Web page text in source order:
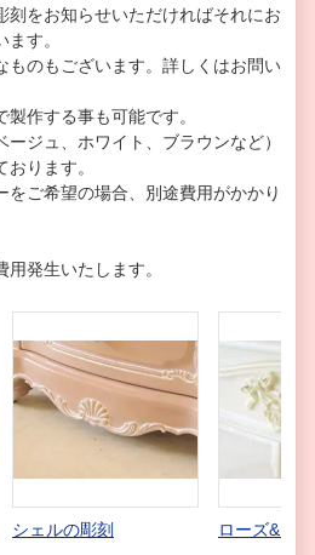
刻をお知らせいただければそれにお
す。
ものもございます。詳しくはお問い
作する事も可能です。
ージュ、ホワイト、ブラウンなど）
ります。
をご希望の場合、別途費用がかかり
発生いたします。
シェルの彫刻 ローズ&リ